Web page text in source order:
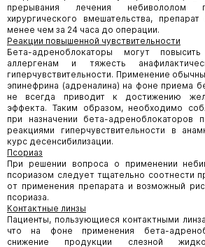
прерывания лечения небивололом
хирургического вмешательства,
менее чем за 24 часа до операции.
Реакции повышенной чувствительности
Бета-адреноблокаторы могут
аллергенам и тяжесть
гиперчувствительности. Применение
эпинефрина (адреналина) на фоне приема
не всегда приводит к достижению
эффекта. Таким образом, необходимо
при назначении бета-адреноблокаторов
реакциями гиперчувствительности в
курс десенсибилизации.
Псориаз
При решении вопроса о применении
псориазом следует тщательно соотнести
от применения препарата и возможный
псориаза.
Контактные линзы
Пациенты, пользующиеся контактными
что на фоне применения бета-
снижение продукции слезной